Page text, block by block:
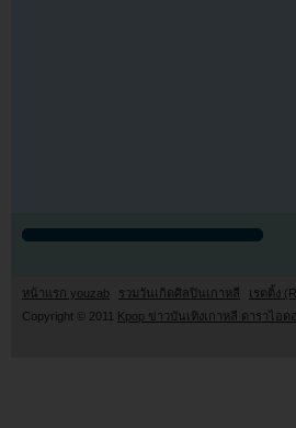
หน้าแรก youzab รวมวันเกิดศิลปินเกาหลี เรตติ้ง
Copyright © 2011 Kpop ข่าวบันเทิงเกาหลี ดาราไอ